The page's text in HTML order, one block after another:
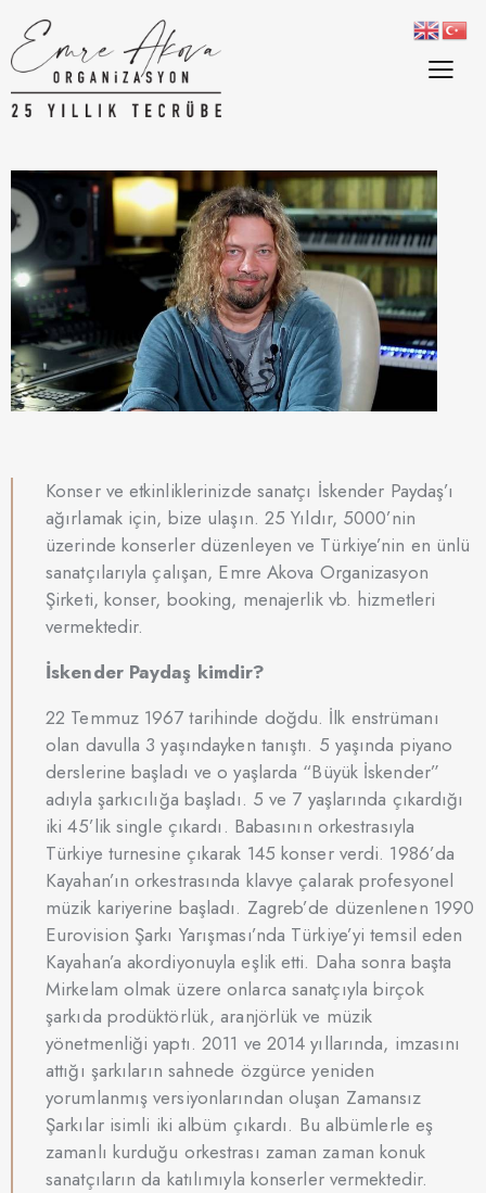
Konser ve etkinliklerinizde sanatçı İskender Paydaş’ı
ağırlamak için, bize ulaşın. 25 Yıldır, 5000’nin
üzerinde konserler düzenleyen ve Türkiye’nin en ünlü
sanatçılarıyla çalışan, Emre Akova Organizasyon
Şirketi, konser, booking, menajerlik vb. hizmetleri
vermektedir.
İskender Paydaş kimdir?
22 Temmuz 1967 tarihinde doğdu. İlk enstrümanı
olan davulla 3 yaşındayken tanıştı. 5 yaşında piyano
derslerine başladı ve o yaşlarda “Büyük İskender”
adıyla şarkıcılığa başladı. 5 ve 7 yaşlarında çıkardığı
iki 45’lik single çıkardı. Babasının orkestrasıyla
Türkiye turnesine çıkarak 145 konser verdi. 1986’da
Kayahan’ın orkestrasında klavye çalarak profesyonel
müzik kariyerine başladı. Zagreb’de düzenlenen 1990
Eurovision Şarkı Yarışması’nda Türkiye’yi temsil eden
Kayahan’a akordiyonuyla eşlik etti. Daha sonra başta
Mirkelam olmak üzere onlarca sanatçıyla birçok
şarkıda prodüktörlük, aranjörlük ve müzik
yönetmenliği yaptı. 2011 ve 2014 yıllarında, imzasını
attığı şarkıların sahnede özgürce yeniden
yorumlanmış versiyonlarından oluşan Zamansız
Şarkılar isimli iki albüm çıkardı. Bu albümlerle eş
zamanlı kurduğu orkestrası zaman zaman konuk
sanatçıların da katılımıyla konserler vermektedir.